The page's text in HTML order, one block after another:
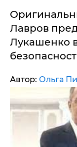
Лавров
Лукашенко
Автор: Ольга